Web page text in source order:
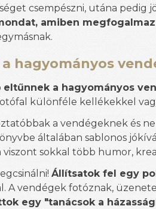
csempészni, utána
amiben
hagyományos
eltűnnek a hagyományos
különféle kellékekkel
a vendégeknek és
általában sablonos
sokkal több humor,
Állítsatok fel egy
A vendégek fotóznak,
egy "tanácsok a